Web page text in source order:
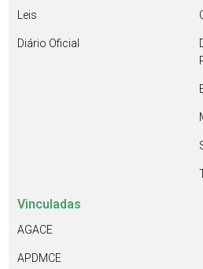
Leis
Diário Oficial
Vinculadas
AGACE
APDMCE